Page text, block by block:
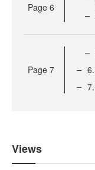
Page 6
Page 7
Views